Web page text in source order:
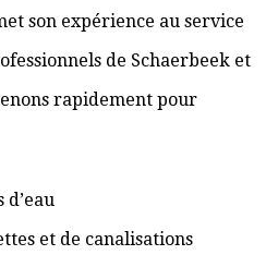
son expérience au service
de Schaerbeek et
rapidement pour
et de canalisations